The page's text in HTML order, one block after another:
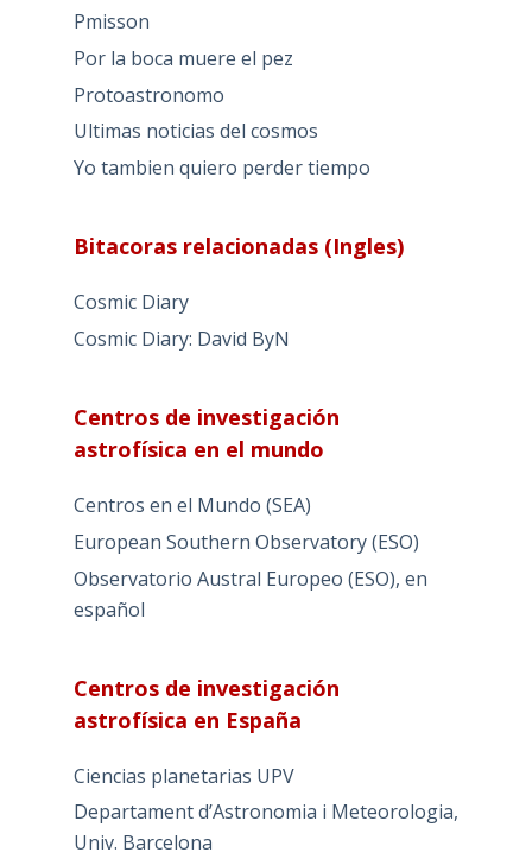
Pmisson
Por la boca muere el pez
Protoastronomo
Ultimas noticias del cosmos
Yo tambien quiero perder tiempo
Bitacoras relacionadas (Ingles)
Cosmic Diary
Cosmic Diary: David ByN
Centros de investigación
astrofísica en el mundo
Centros en el Mundo (SEA)
European Southern Observatory (ESO)
Observatorio Austral Europeo (ESO), en
español
Centros de investigación
astrofísica en España
Ciencias planetarias UPV
Departament d’Astronomia i Meteorologia,
Univ. Barcelona